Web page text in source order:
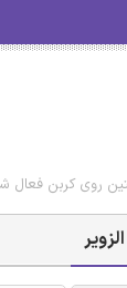
روی کربن فعال